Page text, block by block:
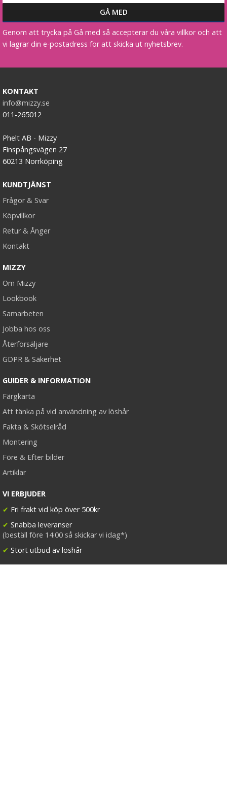
Genom att trycka på Gå med så accepterar du våra villkor och att
vi lagrar din e-postadress för att skicka ut nyhetsbrev.
KONTAKT
info@mizzy.se
011-265012
Phelt AB - Mizzy
Finspångsvägen 27
60213 Norrköping
KUNDTJÄNST
Frågor & Svar
Köpvillkor
Retur & Ånger
Kontakt
MIZZY
Om Mizzy
Lookbook
Samarbeten
Jobba hos oss
Återförsäljare
GDPR & Säkerhet
GUIDER & INFORMATION
Färgkarta
Att tänka på vid användning av löshår
Fakta & Skötselråd
Montering
Före & Efter bilder
Artiklar
VI ERBJUDER
✔ Fri frakt vid köp över 500kr
✔ Snabba leveranser
(beställ före 14:00 så skickar vi idag*)
✔ Stort utbud av löshår